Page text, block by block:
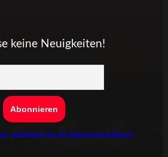
keine Neuigkeiten!
akzeptierst du die Datenschutzerklärung